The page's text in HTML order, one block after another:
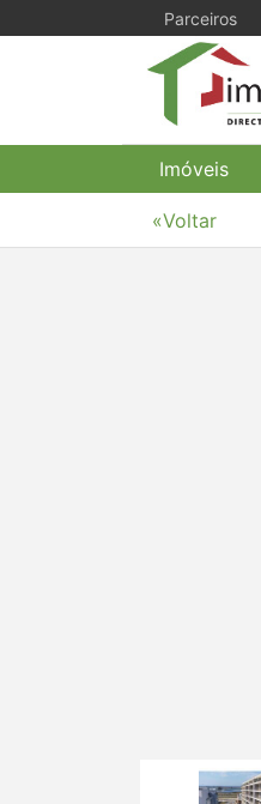
Parceiros
Imóveis
«Voltar